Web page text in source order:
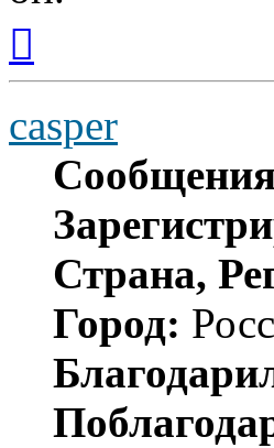
началу
casper
Страна,
Город: